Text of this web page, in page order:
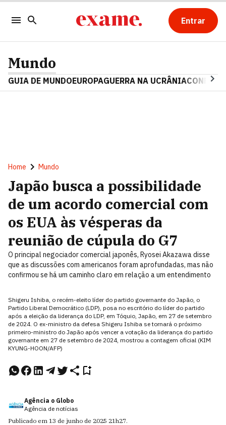
Entrar
Mundo
GUIA DE MUNDOEUROPAGUERRA NA UCRÂNIA
Home Mundo
Japão busca a possibilidade
de um acordo comercial com
os EUA às vésperas da
reunião de cúpula do G7
O principal negociador comercial japonês, Ryosei Akazawa disse
que as discussões com americanos foram aprofundadas, mas não
confirmou se há um caminho claro em relação a um entendimento
Shigeru Ishiba, o recém-eleito líder do partido governante do Japão, o
Partido Liberal Democrático (LDP), posa no escritório do líder do partido
após a eleição da liderança do LDP, em Tóquio, Japão, em 27 de setembro
de 2024. O ex-ministro da defesa Shigeru Ishiba se tornará o próximo
primeiro-ministro do Japão após vencer a votação da liderança do partido
governante em 27 de setembro de 2024, mostrou a contagem oficial (KIM
KYUNG-HOON/AFP)
Agência o Globo
Agência de notícias
Publicado em 13 de junho de 2025 21h27.